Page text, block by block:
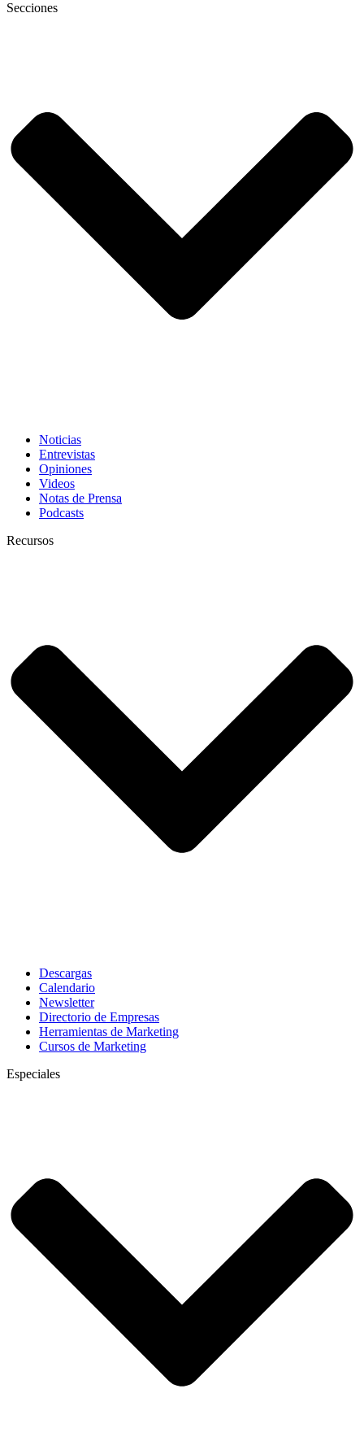
Secciones
Noticias
Entrevistas
Opiniones
Videos
Notas de Prensa
Podcasts
Recursos
Descargas
Calendario
Newsletter
Directorio de Empresas
Herramientas de Marketing
Cursos de Marketing
Especiales